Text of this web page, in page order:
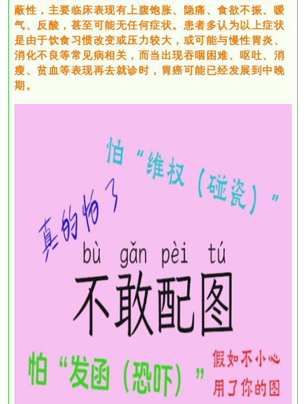
蔽性，主要临床表现有上腹饱胀、隐痛、食欲不振、嗳
气、反酸，甚至可能无任何症状。患者多认为以上症状
是由于饮食习惯改变或压力较大，或可能与慢性胃炎、
消化不良等常见病相关，而当出现吞咽困难、呕吐、消
瘦、贫血等表现再去就诊时，胃癌可能已经发展到中晚
期。